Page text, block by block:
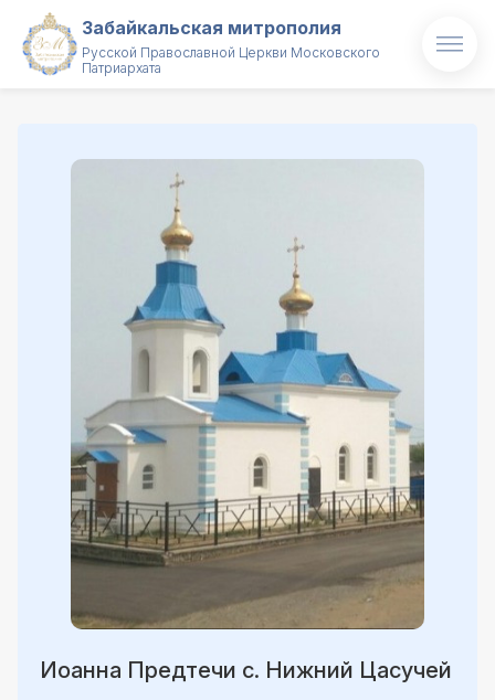
Забайкальская митрополия
Русской Православной Церкви Московского
Патриархата
Образование
Святые и святыни
Контакты
Иоанна Предтечи с. Нижний Цасучей